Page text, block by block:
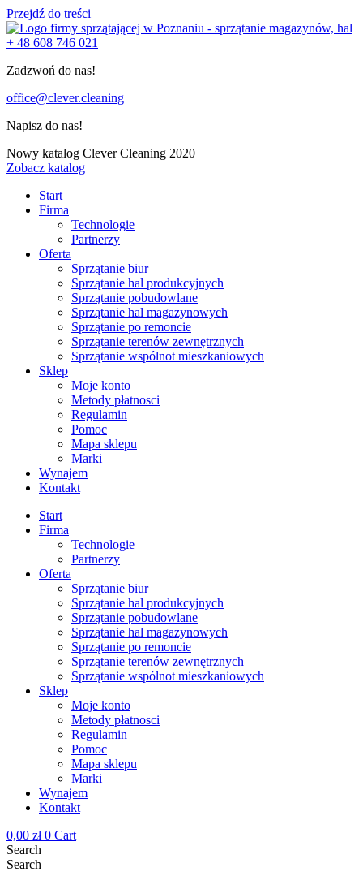
Przejdź do treści
+ 48 608 746 021
Zadzwoń do nas!
office@clever.cleaning
Napisz do nas!
Nowy katalog Clever Cleaning 2020
Zobacz katalog
Start
Firma
Technologie
Partnerzy
Oferta
Sprzątanie biur
Sprzątanie hal produkcyjnych
Sprzątanie pobudowlane
Sprzątanie hal magazynowych
Sprzątanie po remoncie
Sprzątanie terenów zewnętrznych
Sprzątanie wspólnot mieszkaniowych
Sklep
Moje konto
Metody płatnosci
Regulamin
Pomoc
Mapa sklepu
Marki
Wynajem
Kontakt
Start
Firma
Technologie
Partnerzy
Oferta
Sprzątanie biur
Sprzątanie hal produkcyjnych
Sprzątanie pobudowlane
Sprzątanie hal magazynowych
Sprzątanie po remoncie
Sprzątanie terenów zewnętrznych
Sprzątanie wspólnot mieszkaniowych
Sklep
Moje konto
Metody płatnosci
Regulamin
Pomoc
Mapa sklepu
Marki
Wynajem
Kontakt
0,00 zł 0 Cart
Search
Search